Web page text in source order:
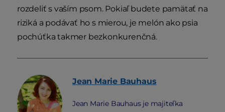
rozdeliť s vaším psom. Pokiaľ budete pamätať na
riziká a podávať ho s mierou, je melón ako psia
pochúťka takmer bezkonkurenčná.
Jean Marie Bauhaus
Jean Marie Bauhaus je majiteľka